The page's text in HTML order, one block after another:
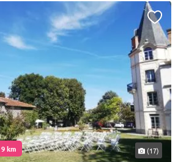
km (17)